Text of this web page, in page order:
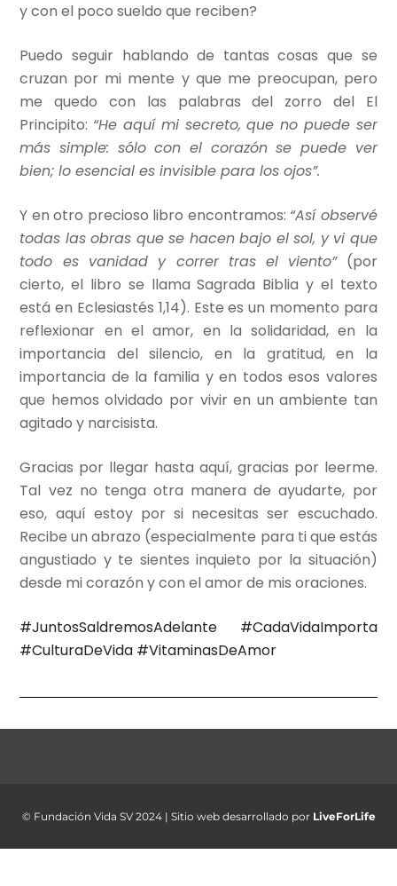
y con el poco sueldo que reciben?
Puedo seguir hablando de tantas cosas que se
cruzan por mi mente y que me preocupan, pero
me quedo con las palabras del zorro del El
Principito: “He aquí mi secreto, que no puede ser
más simple: sólo con el corazón se puede ver
bien; lo esencial es invisible para los ojos”.
Y en otro precioso libro encontramos: “Así observé
todas las obras que se hacen bajo el sol, y vi que
todo es vanidad y correr tras el viento”(por
cierto, el libro se llama Sagrada Biblia y el texto
está en Eclesiastés 1,14). Este es un momento para
reflexionar en el amor, en la solidaridad, en la
importancia del silencio, en la gratitud, en la
importancia de la familia y en todos esos valores
que hemos olvidado por vivir en un ambiente tan
agitado y narcisista.
Gracias por llegar hasta aquí, gracias por leerme.
Tal vez no tenga otra manera de ayudarte, por
eso, aquí estoy por si necesitas ser escuchado.
Recibe un abrazo (especialmente para ti que estás
angustiado y te sientes inquieto por la situación)
desde mi corazón y con el amor de mis oraciones.
#JuntosSaldremosAdelante
#CadaVidaImporta
#CulturaDeVida #VitaminasDeAmor
© Fundación Vida SV 2024 | Sitio web desarrollado por LiveForLife